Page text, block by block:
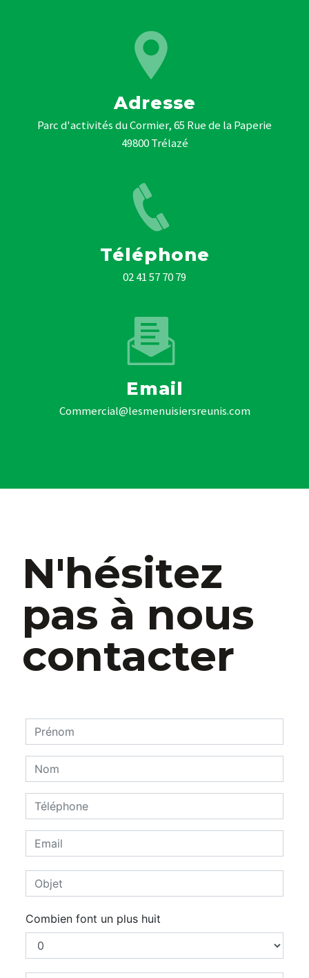
Adresse
Parc d'activités du Cormier, 65 Rue de la Paperie
49800 Trélazé
Téléphone
02 41 57 70 79
Email
commercial@lesmenuisiersreunis.com
N'hésitez
pas à nous
contacter
Combien font un plus huit